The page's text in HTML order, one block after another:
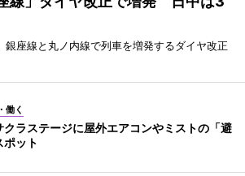
銀座線と丸ノ内線で列車を増発するダイヤ改正
働く
クラステージに屋外エアコンやミストの「避
ポット